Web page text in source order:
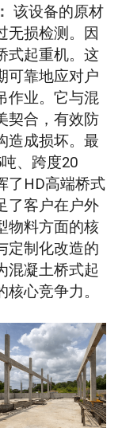
该设备的原材
无损检测。因
式起重机。这
可靠地应对户
作业。它与混
契合，有效防
造成损坏。最
、跨度20
了HD高端桥式
了客户在户外
物料方面的核
定制化改造的
混凝土桥式起
心竞争力。